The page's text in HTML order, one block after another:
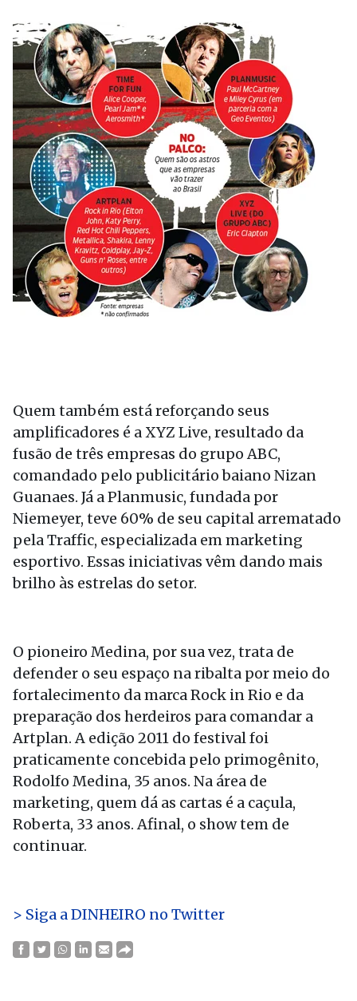
Quem também está reforçando seus
amplificadores é a XYZ Live, resultado da
fusão de três empresas do grupo ABC,
comandado pelo publicitário baiano Nizan
Guanaes. Já a Planmusic, fundada por
Niemeyer, teve 60% de seu capital arrematado
pela Traffic, especializada em marketing
esportivo. Essas iniciativas vêm dando mais
brilho às estrelas do setor.
O pioneiro Medina, por sua vez, trata de
defender o seu espaço na ribalta por meio do
fortalecimento da marca Rock in Rio e da
preparação dos herdeiros para comandar a
Artplan. A edição 2011 do festival foi
praticamente concebida pelo primogênito,
Rodolfo Medina, 35 anos. Na área de
marketing, quem dá as cartas é a caçula,
Roberta, 33 anos. Afinal, o show tem de
continuar.
> Siga a DINHEIRO no Twitter